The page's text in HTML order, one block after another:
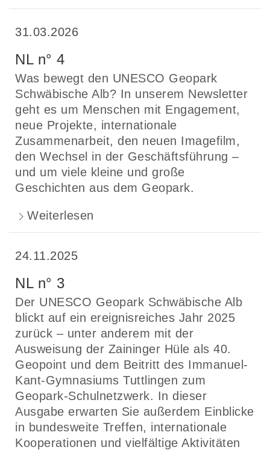
31.03.2026
NL n° 4
Was bewegt den UNESCO Geopark
Schwäbische Alb? In unserem Newsletter
geht es um Menschen mit Engagement,
neue Projekte, internationale
Zusammenarbeit, den neuen Imagefilm,
den Wechsel in der Geschäftsführung –
und um viele kleine und große
Geschichten aus dem Geopark.
Weiterlesen
24.11.2025
NL n° 3
Der UNESCO Geopark Schwäbische Alb
blickt auf ein ereignisreiches Jahr 2025
zurück – unter anderem mit der
Ausweisung der Zaininger Hüle als 40.
Geopoint und dem Beitritt des Immanuel-
Kant-Gymnasiums Tuttlingen zum
Geopark-Schulnetzwerk. In dieser
Ausgabe erwarten Sie außerdem Einblicke
in bundesweite Treffen, internationale
Kooperationen und vielfältige Aktivitäten